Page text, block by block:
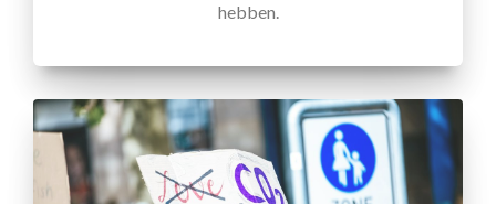
hebben.